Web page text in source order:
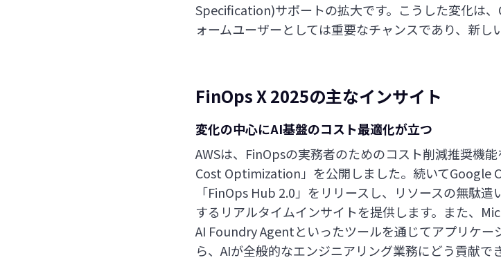
Specification)サポートの拡大です。こうした変化は
ォームユーザーとしては重要なチャンスであり、新し
FinOps X 2025の主なインサイト
変化の中心にAI基盤のコスト最適化が立つ
AWSは、FinOpsの実務者のためのコスト削減推奨機
Cost Optimization」を公開しました。続いてGoogle
「FinOps Hub 2.0」をリリースし、リソースの無駄
するリアルタイムインサイトを提供します。また、
AI Foundry Agentといったツールを通じてアプリケ
ら、AIが全般的なエンジニアリング業務にどう貢献